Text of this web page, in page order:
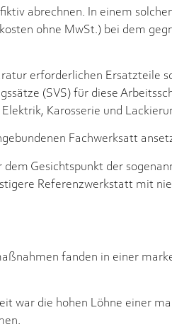
abrechnen. In einem
ohne MwSt.) bei dem
erforderlichen Ersatzteile
(SVS) für diese
Karosserie und
Fachwerksatt
Gesichtspunkt der
Referenzwerkstatt mit
fanden in einer
war die hohen Löhne einer